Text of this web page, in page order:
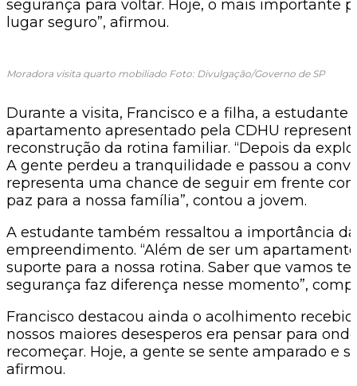
segurança para voltar. Hoje, o mais importante
lugar seguro”, afirmou.
Moradora visita quarto mobiliado Foto: Divulgação/Governo de SP
Durante a visita, Francisco e a filha, a estudante
apartamento apresentado pela CDHU
reconstrução da rotina familiar. “Depois da
A gente perdeu a tranquilidade e passou a
representa uma chance de seguir em frente
paz para a nossa família”, contou a jovem.
A estudante também ressaltou a importância
empreendimento. “Além de ser um
suporte para a nossa rotina. Saber que vamos
segurança faz diferença nesse momento”,
Francisco destacou ainda o acolhimento
nossos maiores desesperos era pensar para
recomeçar. Hoje, a gente se sente amparado e
afirmou.